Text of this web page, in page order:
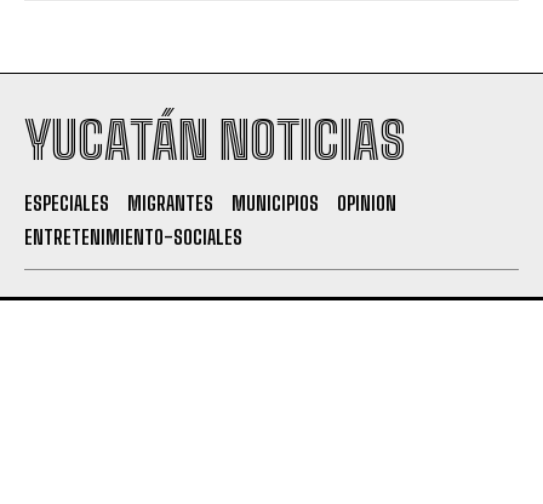
YUCATÁN NOTICIAS
ESPECIALES MIGRANTES MUNICIPIOS
OPINION
ENTRETENIMIENTO-SOCIALES